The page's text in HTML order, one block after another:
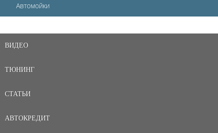
Автомойки
ВИДЕО
ТЮНИНГ
СТАТЬИ
АВТОКРЕДИТ